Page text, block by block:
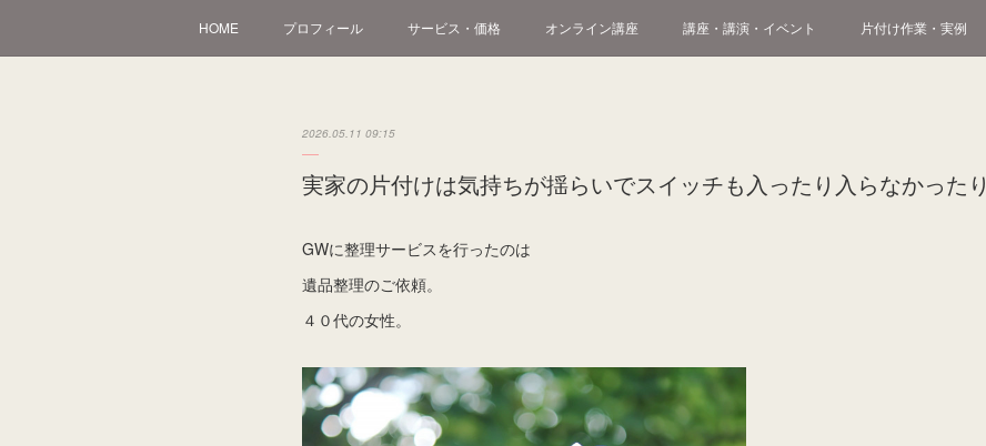
HOME プロフィール サービス・価格 オンライン講座 講座・講演・イベント 片付け作業・実例
2026.05.11 09:15
実家の片付けは気持ちが揺らいでスイッチも入ったり入らなかったり
GWに整理サービスを行ったのは
遺品整理のご依頼。
４０代の女性。